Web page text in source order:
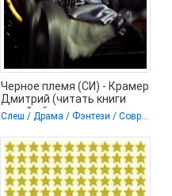
Черное племя (СИ) - Крамер
Дмитрий (читать книги
онлайн бесплатно серию
Слеш / Драма / Фэнтези / Современная проза